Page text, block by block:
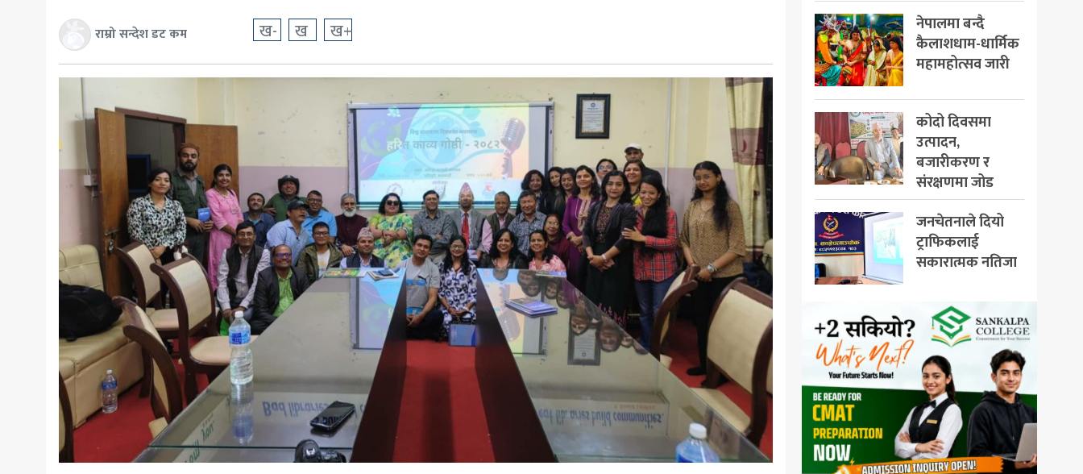
मनोरञ्जन
राम्रो सन्देश डट कम ख- ख ख+
नेपालमा बन्दै
कैलाशधाम-धार्मिक
महामहोत्सव जारी
कोदो दिवसमा
उत्पादन,
बजारीकरण र
संरक्षणमा जोड
जनचेतनाले दियो
ट्राफिकलाई
सकारात्मक नतिजा